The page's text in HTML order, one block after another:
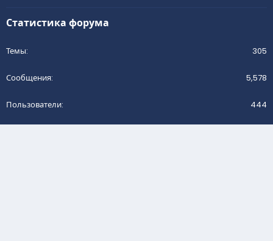
Статистика форума
Темы 305
Сообщения 5,578
Пользователи 444